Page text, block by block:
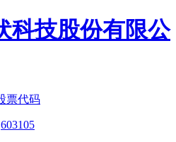
票代码
603105